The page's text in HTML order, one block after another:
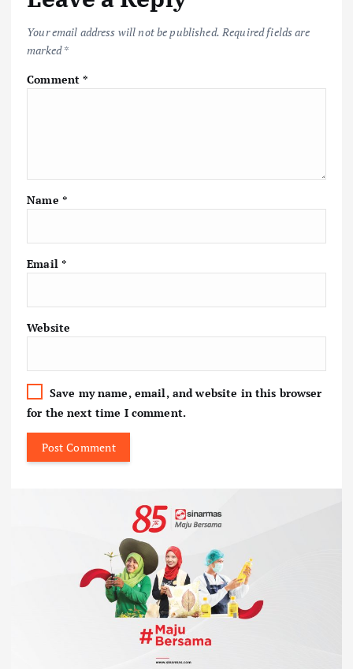
Your email address will not be published. Required fields are
marked*
Comment*
Name *
Email *
Website
Save my name, email, and website in this browser
for the next time I comment.